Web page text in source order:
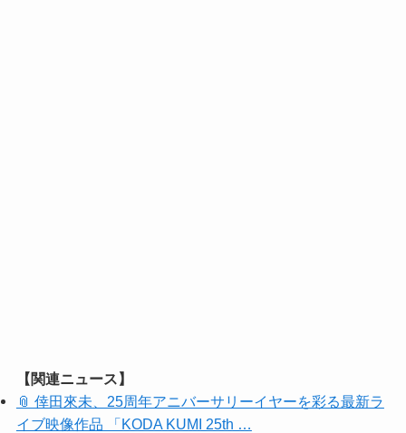
【関連ニュース】
📎 倖田來未、25周年アニバーサリーイヤーを彩る最新ラ
イブ映像作品 「KODA KUMI 25th …